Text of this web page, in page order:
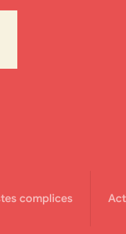
complices